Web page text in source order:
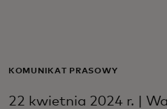
Dla firm
KOMUNIKAT PRASOWY
22 kwietnia 2024 r. |